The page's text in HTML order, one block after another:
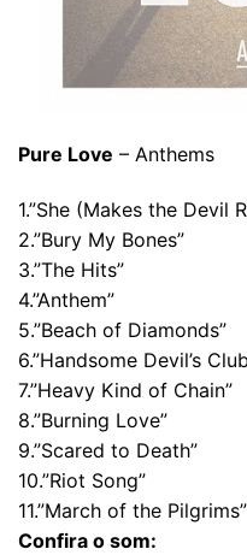
Pure Love – Anthems
1.”She (Makes the Devil
2.”Bury My Bones”
3.”The Hits”
4.”Anthem”
5.”Beach of Diamonds”
6.”Handsome Devil’s
7.”Heavy Kind of Chain”
8.”Burning Love”
9.”Scared to Death”
10.”Riot Song”
11.”March of the Pilgrims”
Confira o som: